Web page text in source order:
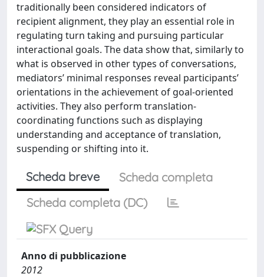
traditionally been considered indicators of
recipient alignment, they play an essential role in
regulating turn taking and pursuing particular
interactional goals. The data show that, similarly to
what is observed in other types of conversations,
mediators’ minimal responses reveal participants’
orientations in the achievement of goal-oriented
activities. They also perform translation-
coordinating functions such as displaying
understanding and acceptance of translation,
suspending or shifting into it.
Scheda breve
Scheda completa
Scheda completa (DC)
Anno di pubblicazione
2012